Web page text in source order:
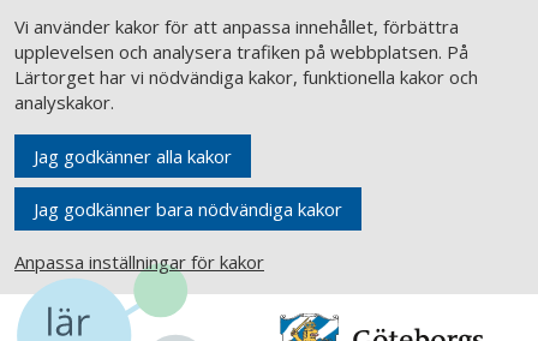
Vi använder kakor för att anpassa innehållet, förbättra
upplevelsen och analysera trafiken på webbplatsen. På
Lärtorget har vi nödvändiga kakor, funktionella kakor och
analyskakor.
Jag godkänner alla kakor
Jag godkänner bara nödvändiga kakor
Anpassa inställningar för kakor